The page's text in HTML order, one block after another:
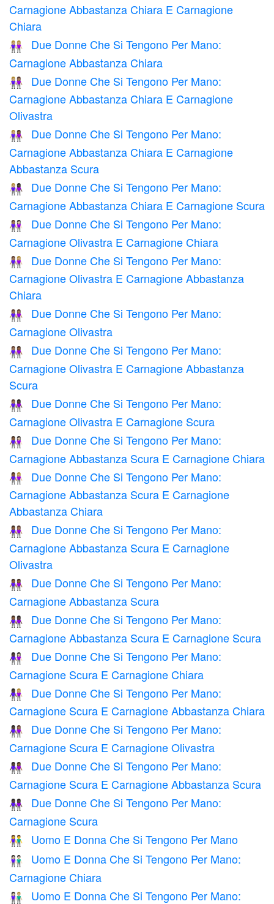
Carnagione Abbastanza Chiara E Carnagione
Chiara
👭🏼
Due Donne Che Si Tengono Per Mano:
Carnagione Abbastanza Chiara
👩🏼‍🤝‍👩🏽
Due Donne Che Si Tengono Per Mano:
Carnagione Abbastanza Chiara E Carnagione
Olivastra
👩🏼‍🤝‍👩🏾
Due Donne Che Si Tengono Per Mano:
Carnagione Abbastanza Chiara E Carnagione
Abbastanza Scura
👩🏼‍🤝‍👩🏿
Due Donne Che Si Tengono Per Mano:
Carnagione Abbastanza Chiara E Carnagione Scura
👩🏽‍🤝‍👩🏻
Due Donne Che Si Tengono Per Mano:
Carnagione Olivastra E Carnagione Chiara
👩🏽‍🤝‍👩🏼
Due Donne Che Si Tengono Per Mano:
Carnagione Olivastra E Carnagione Abbastanza
Chiara
👭🏽
Due Donne Che Si Tengono Per Mano:
Carnagione Olivastra
👩🏽‍🤝‍👩🏾
Due Donne Che Si Tengono Per Mano:
Carnagione Olivastra E Carnagione Abbastanza
Scura
👩🏽‍🤝‍👩🏿
Due Donne Che Si Tengono Per Mano:
Carnagione Olivastra E Carnagione Scura
👩🏾‍🤝‍👩🏻
Due Donne Che Si Tengono Per Mano:
Carnagione Abbastanza Scura E Carnagione Chiara
👩🏾‍🤝‍👩🏼
Due Donne Che Si Tengono Per Mano:
Carnagione Abbastanza Scura E Carnagione
Abbastanza Chiara
👩🏾‍🤝‍👩🏽
Due Donne Che Si Tengono Per Mano:
Carnagione Abbastanza Scura E Carnagione
Olivastra
👭🏾
Due Donne Che Si Tengono Per Mano:
Carnagione Abbastanza Scura
👩🏾‍🤝‍👩🏿
Due Donne Che Si Tengono Per Mano:
Carnagione Abbastanza Scura E Carnagione Scura
👩🏿‍🤝‍👩🏻
Due Donne Che Si Tengono Per Mano:
Carnagione Scura E Carnagione Chiara
👩🏿‍🤝‍👩🏼
Due Donne Che Si Tengono Per Mano:
Carnagione Scura E Carnagione Abbastanza Chiara
👩🏿‍🤝‍👩🏽
Due Donne Che Si Tengono Per Mano:
Carnagione Scura E Carnagione Olivastra
👩🏿‍🤝‍👩🏾
Due Donne Che Si Tengono Per Mano:
Carnagione Scura E Carnagione Abbastanza Scura
👭🏿
Due Donne Che Si Tengono Per Mano:
Carnagione Scura
👫 Uomo E Donna Che Si Tengono Per Mano
👫🏻
Uomo E Donna Che Si Tengono Per Mano:
Carnagione Chiara
👩🏻‍🤝‍👨🏼 Uomo E Donna Che Si Tengono Per Mano: